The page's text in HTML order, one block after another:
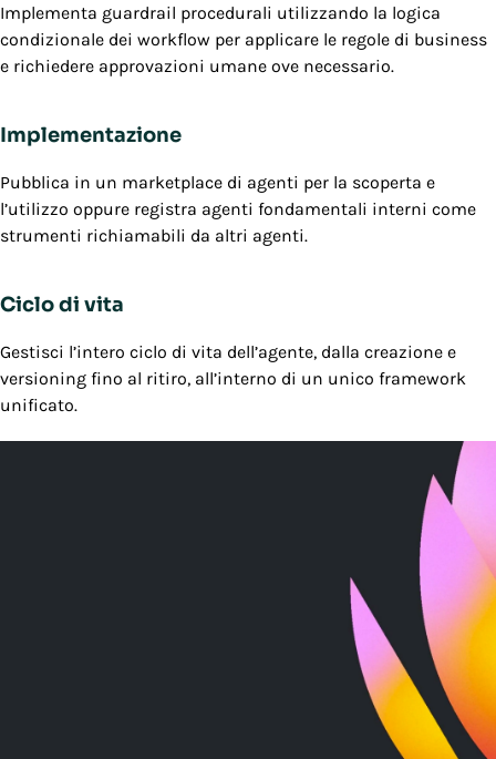
Implementa guardrail procedurali utilizzando la logica
condizionale dei workflow per applicare le regole di business
e richiedere approvazioni umane ove necessario.
Implementazione
Pubblica in un marketplace di agenti per la scoperta e
l’utilizzo oppure registra agenti fondamentali interni come
strumenti richiamabili da altri agenti.
Ciclo di vita
Gestisci l’intero ciclo di vita dell’agente, dalla creazione e
versioning fino al ritiro, all’interno di un unico framework
unificato.